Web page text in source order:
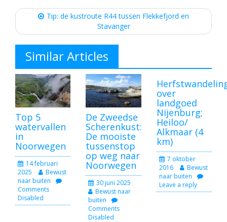
Post
navigationTip: de kustroute R44 tussen Flekkefjord en
Stavanger
Similar Articles
Top 5
watervallen
in
Noorwegen
14 februari
2025
Bewust
naar buiten
Comments
Disabled
De Zweedse
Scherenkust:
De mooiste
tussenstop
op weg naar
Noorwegen
30 juni 2025
Bewust naar
buiten
Comments
Disabled
over
landgoed
Nijenburg;
Heiloo/
Alkmaar (4
km)
7 oktober
2016
Bewust
naar buiten
Leave a reply